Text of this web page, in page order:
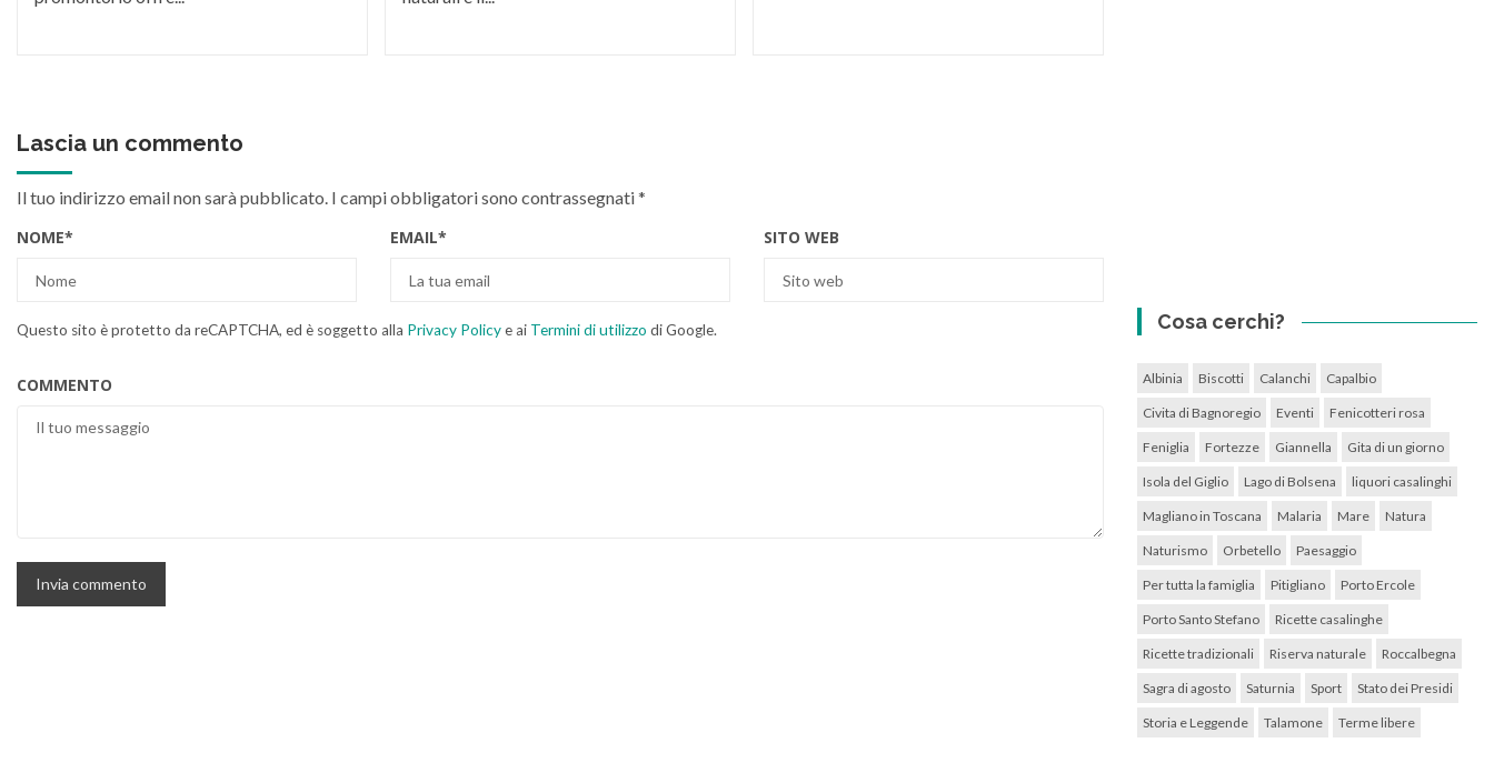
Lascia un commento
Il tuo indirizzo email non sarà pubblicato. I campi obbligatori sono contrassegnati*
NOME* EMAIL* SITO WEB
Questo sito è protetto da reCAPTCHA, ed è soggetto alla Privacy Policye ai Termini di utilizzo di Google.
COMMENTO
Cosa cerchi?
Albinia Biscotti Calanchi Capalbio
Civita di Bagnoregio Eventi Fenicotteri rosa
Feniglia Fortezze Giannella Gita di un giorno
Isola del Giglio Lago di Bolsena liquori casalinghi
Magliano in Toscana Malaria Mare Natura
Naturismo Orbetello Paesaggio
Per tutta la famiglia Pitigliano Porto Ercole
Porto Santo Stefano Ricette casalinghe
Ricette tradizionali Riserva naturale Roccalbegna
Sagra di agosto Saturnia Sport Stato dei Presidi
Storia e Leggende Talamone Terme libere